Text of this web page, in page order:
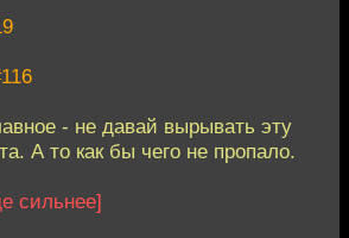
- не давай вырывать эту
А то как бы чего не пропало.
сильнее]